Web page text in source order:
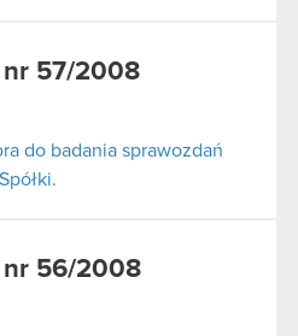
nr 57/2008
do badania sprawozdań
nr 56/2008